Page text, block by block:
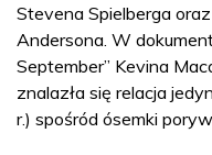
Stevena Spielberga
Andersona. W
September” Kevina
znalazła się relacja
r.) spośród ósemki